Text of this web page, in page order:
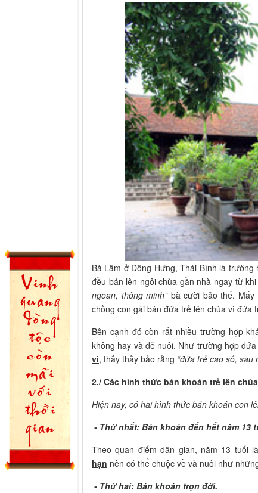
Bà Lâm ở Đông Hưng, Thái Bình là
đều bán lên ngôi chùa gần nhà ngay từ
ngoan, thông minh”bà cười bảo thế. Mấy
chồng con gái bán đứa trẻ lên chùa vì đứa
Bên cạnh đó còn rất nhiều trường hợp
không hay và dễ nuôi. Như trường hợp
vi, thấy thầy bảo rằng “đứa trẻ cao số, sau
2./ Các hình thức bán khoán trẻ lên chùa
Hiện nay, có hai hình thức bán khoán con
- Thứ nhất: Bán khoán đến hết năm 13
Theo quan điểm dân gian, năm 13 tuổi
hạn nên có thể chuộc về và nuôi như
- Thứ hai: Bán khoán trọn đời.